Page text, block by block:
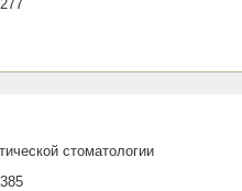
стоматологии